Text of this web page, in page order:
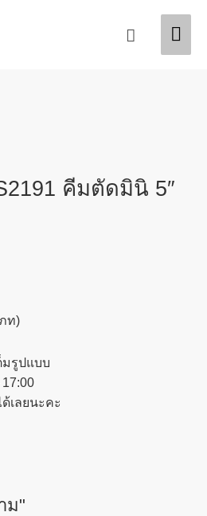
Search
คีมตัดมินิ 5″
ท)
มรูปแบบ
เลยนะคะ
ม"